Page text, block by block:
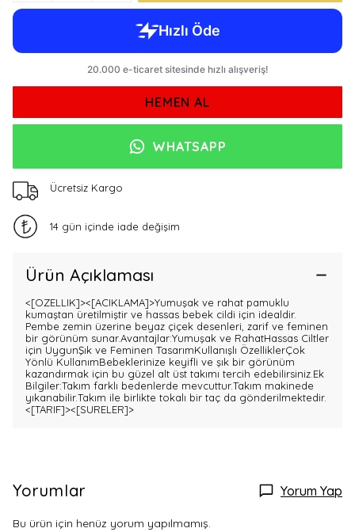
HEMEN AL
WHATSAPP
Ücretsiz Kargo
14 gün içinde iade değişim
Ürün Açıklaması
<[OZELLIK]><[ACIKLAMA]>Yumuşak ve rahat pamuklu
kumaştan üretilmiştir ve hassas bebek cildi için idealdir.
Pembe zemin üzerine beyaz çiçek desenleri, zarif ve feminen
bir görünüm sunar.Avantajlar:Yumuşak ve RahatHassas Ciltler
için UygunŞık ve Feminen TasarımKullanışlı ÖzelliklerÇok
Yönlü KullanımBebeklerinize keyifli ve şık bir görünüm
kazandırmak için bu güzel alt üst takımı tercih edebilirsiniz.Ek
Bilgiler:Takım farklı bedenlerde mevcuttur.Takım makinede
yıkanabilir.Takım ile birlikte tokalı bir taç da gönderilmektedir.
<[TARIF]><[SURELER]>
Yorumlar Yorum Yap
Bu ürün için henüz yorum yapılmamış.